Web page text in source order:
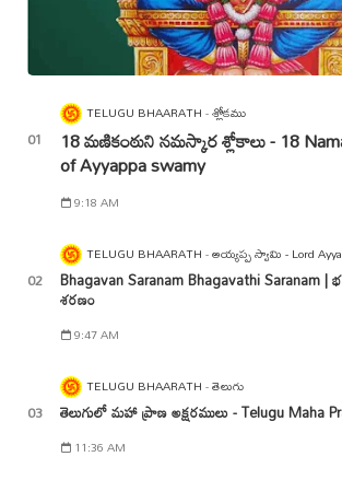
TELUGU BHAARATH శ్లోకము
18 మణికంఠుని నమస్కార శ్లోకాలు - 18
of Ayyappa swamy
9:18 AM
TELUGU BHAARATH అయ్యప్ప స్వామి - Lord
Bhagavan Saranam Bhagavathi Saranam
శరణం
9:47 AM
TELUGU BHAARATH తెలుగు
తెలుగులో మహా ప్రాణ అక్షరములు - Telugu Maha
11:36 AM